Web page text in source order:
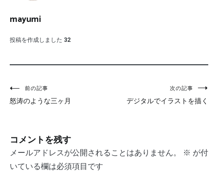
mayumi
投稿を作成しました 32
投
稿
ビ
ゲ
前の記事
怒涛のような三ヶ月
次の記事
デジタルでイラストを描く
コメントを残す
メールアドレスが公開されることはありません。 ※ が付
いている欄は必須項目です